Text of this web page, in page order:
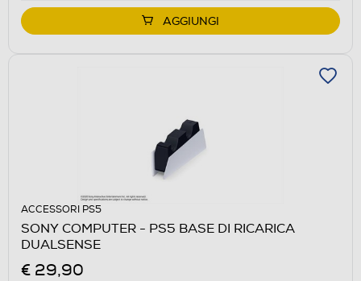
AGGIUNGI
ACCESSORI PS5
SONY COMPUTER - PS5 BASE DI RICARICA
DUALSENSE
€ 29,90